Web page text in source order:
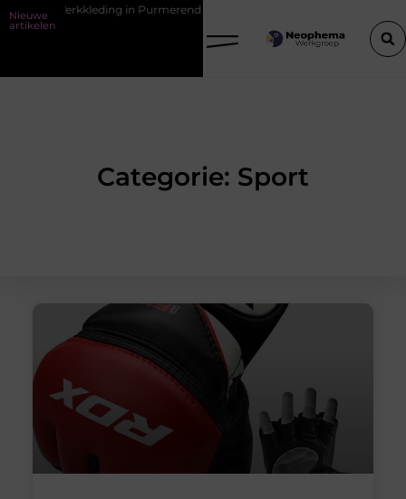
Nieuwe
artikelen
in Purmerend Waarom watersnijden ideaal is voor
Categorie: Sport